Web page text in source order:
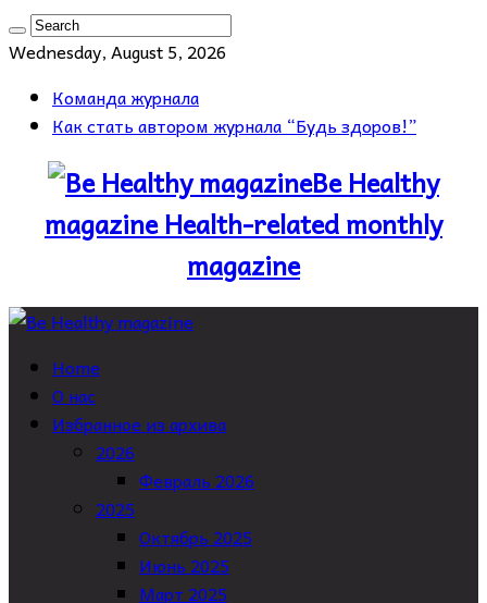
Wednesday, August 5, 2026
Команда журнала
Как стать автором журнала “Будь здоров!”
Be Healthy
magazine Health-related monthly
magazine
Home
О нас
Избранное из архива
2026
Февраль 2026
2025
Октябрь 2025
Июнь 2025
Март 2025